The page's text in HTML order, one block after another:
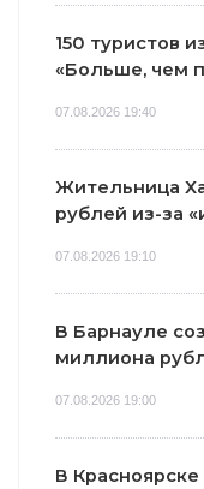
150 туристов
«Больше, чем
07.08.2026 19:40
Жительница
рублей из-за
07.08.2026 19:10
В Барнауле
миллиона
07.08.2026 19:00
В